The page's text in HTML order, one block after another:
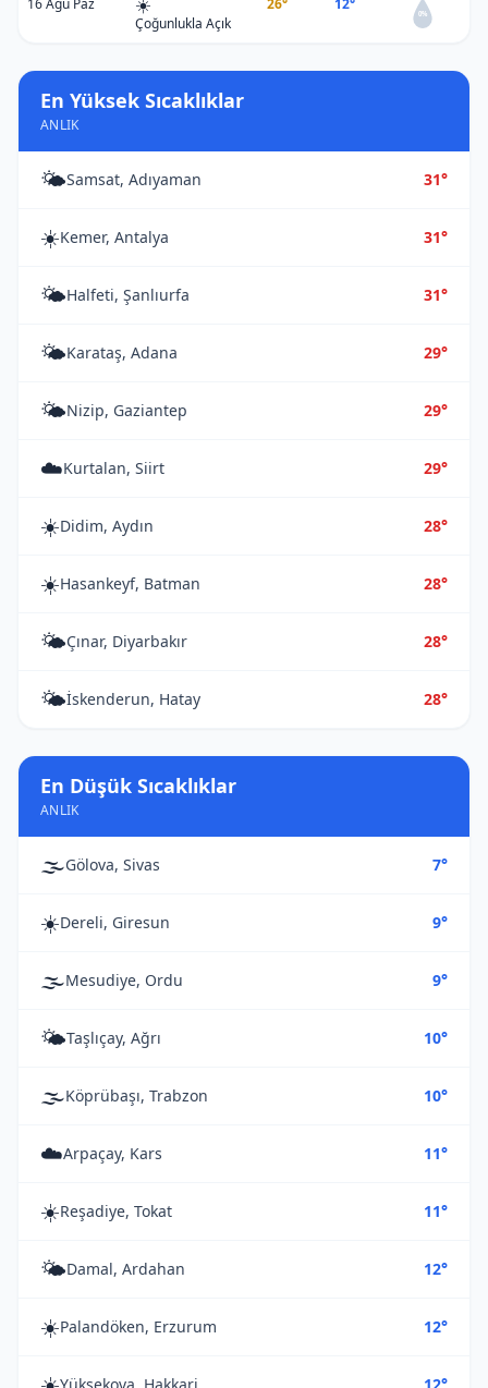
16 Ağu Paz
Çoğunlukla Açık
26° 12°
0%
En Yüksek Sıcaklıklar
ANLIK
🌤️Samsat, Adıyaman 31°
☀️Kemer, Antalya 31°
🌤️Halfeti, Şanlıurfa 31°
🌤️Karataş, Adana 29°
🌤️Nizip, Gaziantep 29°
☁️Kurtalan, Siirt 29°
☀️Didim, Aydın 28°
☀️Hasankeyf, Batman 28°
🌤️Çınar, Diyarbakır 28°
🌤️İskenderun, Hatay 28°
En Düşük Sıcaklıklar
ANLIK
🌫️Gölova, Sivas 7°
☀️Dereli, Giresun 9°
🌫️Mesudiye, Ordu 9°
🌤️Taşlıçay, Ağrı 10°
🌫️Köprübaşı, Trabzon 10°
☁️Arpaçay, Kars 11°
☀️Reşadiye, Tokat 11°
🌤️Damal, Ardahan 12°
☀️Palandöken, Erzurum 12°